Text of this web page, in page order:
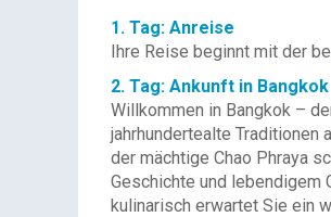
1. Tag: Anreise
Ihre Reise beginnt mit der
2. Tag: Ankunft in Bangkok
Willkommen in Bangkok –
jahrhundertealte Traditionen
der mächtige Chao Phraya
Geschichte und lebendigem
kulinarisch erwartet Sie ein